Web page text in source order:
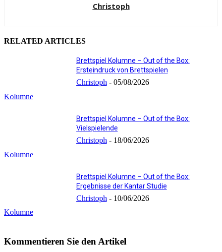
Christoph
RELATED ARTICLES
Kolumne
Brettspiel Kolumne – Out of the Box:
Ersteindruck von Brettspielen
Christoph - 05/08/2026
Kolumne
Brettspiel Kolumne – Out of the Box:
Vielspielende
Christoph - 18/06/2026
Kolumne
Brettspiel Kolumne – Out of the Box:
Ergebnisse der Kantar Studie
Christoph - 10/06/2026
Kommentieren Sie den Artikel